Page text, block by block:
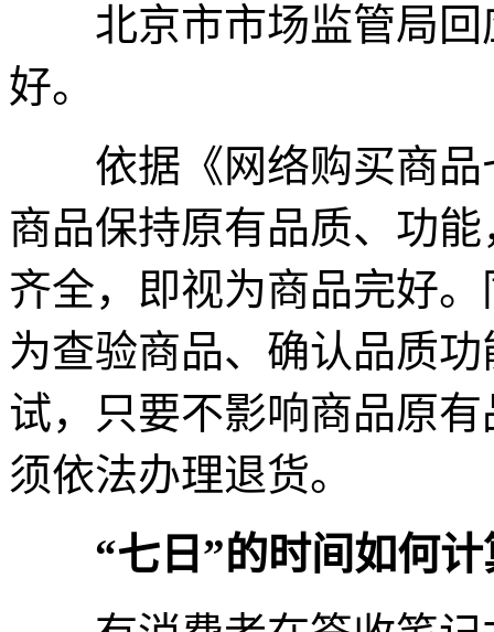
北京市市场监管局回
好。
依据《网络购买商品
商品保持原有品质、功
齐全，即视为商品完好
为查验商品、确认品质
试，只要不影响商品原
须依法办理退货。
“七日”的时间如何